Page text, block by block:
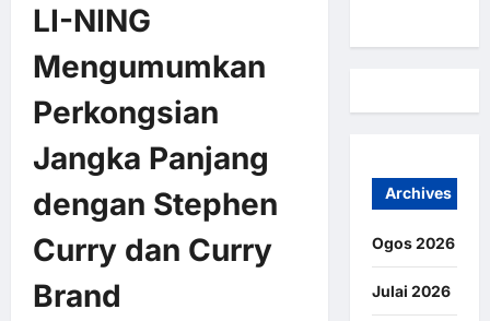
LI-NING
Mengumumkan
Perkongsian
Jangka Panjang
dengan Stephen
Curry dan Curry
Brand
Archives
Ogos 2026
Julai 2026